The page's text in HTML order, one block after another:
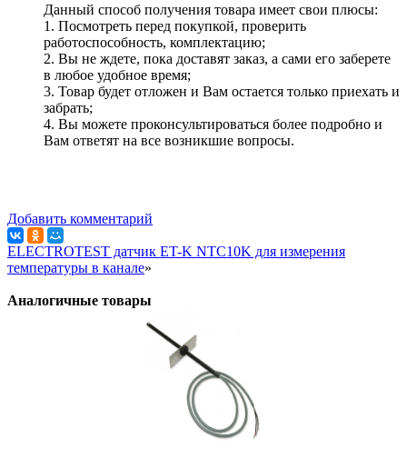
Данный способ получения товара имеет свои плюсы:
1. Посмотреть перед покупкой, проверить
работоспособность, комплектацию;
2. Вы не ждете, пока доставят заказ, а сами его заберете
в любое удобное время;
3. Товар будет отложен и Вам остается только приехать и
забрать;
4. Вы можете проконсультироваться более подробно и
Вам ответят на все возникшие вопросы.
Добавить комментарий
ELECTROTEST датчик ET-K NTC10K для измерения
температуры в канале»
Аналогичные товары